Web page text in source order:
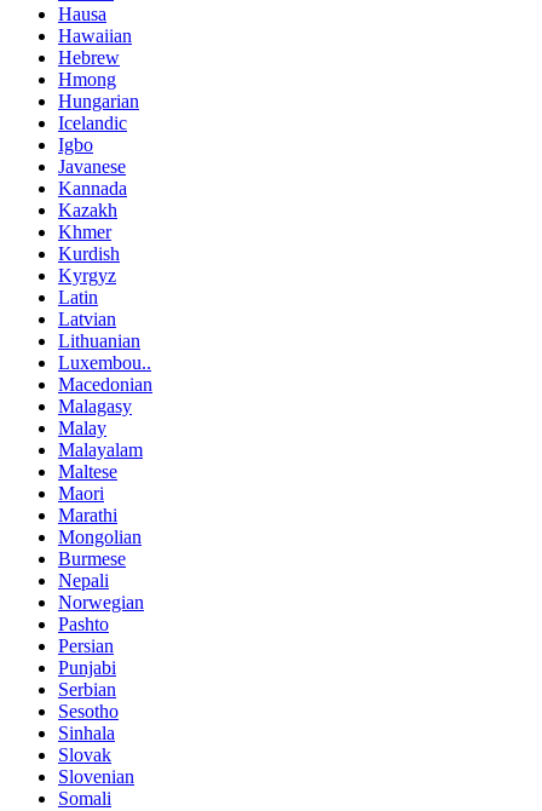
Hausa
Hawaiian
Hebrew
Hmong
Hungarian
Icelandic
Igbo
Javanese
Kannada
Kazakh
Khmer
Kurdish
Kyrgyz
Latin
Latvian
Lithuanian
Luxembou..
Macedonian
Malagasy
Malay
Malayalam
Maltese
Maori
Marathi
Mongolian
Burmese
Nepali
Norwegian
Pashto
Persian
Punjabi
Serbian
Sesotho
Sinhala
Slovak
Slovenian
Somali